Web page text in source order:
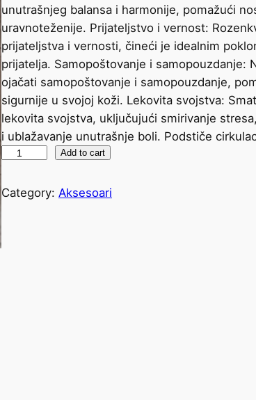
unutrašnjeg balansa i harmonije, pomažući
uravnoteženije. Prijateljstvo i vernost:
prijateljstva i vernosti, čineći je idealnim
prijatelja. Samopoštovanje i samopouzdanje:
ojačati samopoštovanje i samopouzdanje,
sigurnije u svojoj koži. Lekovita svojstva:
lekovita svojstva, uključujući smirivanje
i ublažavanje unutrašnje boli. Podstiče
Add to cart
Category: Aksesoari